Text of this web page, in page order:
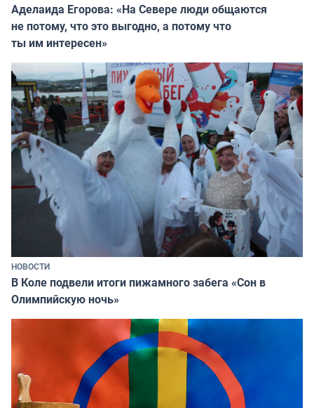
Аделаида Егорова: «На Севере люди общаются
не потому, что это выгодно, а потому что
ты им интересен»
НОВОСТИ
В Коле подвели итоги пижамного забега «Сон в
Олимпийскую ночь»